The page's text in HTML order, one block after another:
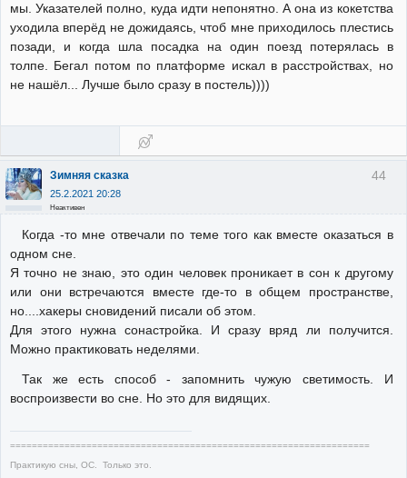
мы. Указателей полно, куда идти непонятно. А она из кокетства
уходила вперёд не дожидаясь, чтоб мне приходилось плестись
позади, и когда шла посадка на один поезд потерялась в
толпе. Бегал потом по платформе искал в расстройствах, но
не нашёл... Лучше было сразу в постель))))
44
Зимняя сказка
25.2.2021 20:28
Неактивен
Когда -то мне отвечали по теме того как вместе оказаться в
одном сне.
Я точно не знаю, это один человек проникает в сон к другому
или они встречаются вместе где-то в общем пространстве,
но....хакеры сновидений писали об этом.
Для этого нужна сонастройка. И сразу вряд ли получится.
Можно практиковать неделями.
Так же есть способ - запомнить чужую светимость. И
воспроизвести во сне. Но это для видящих.
==================================================================
Практикую сны, ОС. Только это.